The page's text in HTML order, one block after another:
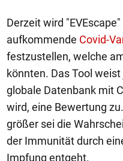
Derzeit wird
aufkommende Covid-
festzustellen, welche
könnten. Das Tool
globale Datenbank mit
wird, eine Bewertung
größer sei die
der Immunität durch
Impfung entgeht.